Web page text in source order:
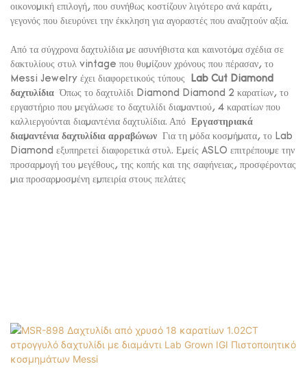
οικονομική επιλογή, που συνήθως κοστίζουν λιγότερο ανά καράτι,
γεγονός που διευρύνει την έκκληση για αγοραστές που αναζητούν αξία.
Από τα σύγχρονα δαχτυλίδια με ασυνήθιστα και καινοτόμα σχέδια σε
δακτυλίους στυλ vintage που θυμίζουν χρόνους που πέρασαν, το
Messi Jewelry έχει διαφορετικούς τύπους Lab Cut Diamond
δαχτυλίδια Όπως το δαχτυλίδι Diamond Diamond 2 καρατίων, το
εργαστήριο που μεγάλωσε το δαχτυλίδι διαμαντιού, 4 καρατίων που
καλλιεργούνται διαμαντένια δαχτυλίδια. Από Εργαστηριακά
διαμαντένια δαχτυλίδια αρραβώνων Για τη μόδα κοσμήματα, το Lab
Diamond εξυπηρετεί διαφορετικά στυλ. Εμείς ASLO επιτρέπουμε την
προσαρμογή του μεγέθους, της κοπής και της σαφήνειας, προσφέροντας
μια προσαρμοσμένη εμπειρία στους πελάτες